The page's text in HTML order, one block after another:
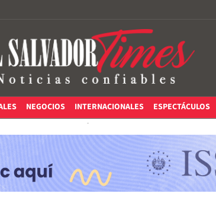
NEGOCIOS INTERNACIONALES ESPECTÁCULOS